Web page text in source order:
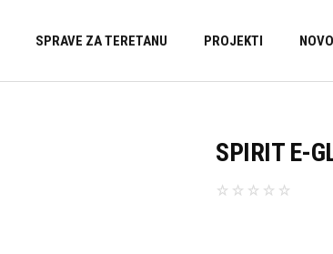
SPRAVE ZA TERETANU PROJEKTI
SPIRIT E-